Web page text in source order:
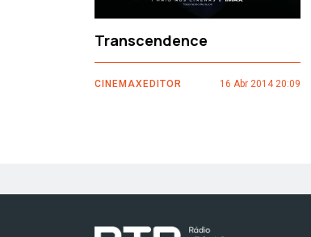
Transcendence
CINEMAXEDITOR 16 Abr 2014 20:09